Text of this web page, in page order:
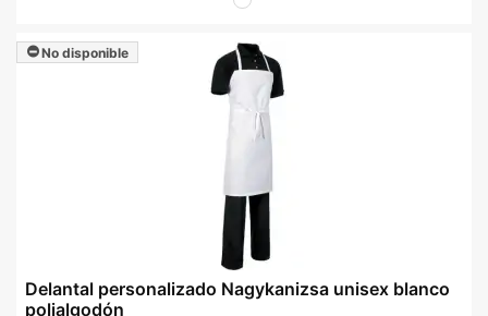
No disponible
Delantal personalizado Nagykanizsa unisex blanco
polialgodón